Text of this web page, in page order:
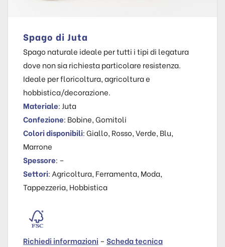
Spago di Juta
Spago naturale ideale per tutti i tipi di legatura
dove non sia richiesta particolare resistenza.
Ideale per floricoltura, agricoltura e
hobbistica/decorazione.
Materiale: Juta
Confezione: Bobine, Gomitoli
Colori disponibili: Giallo, Rosso, Verde, Blu,
Marrone
Spessore: –
Settori: Agricoltura, Ferramenta, Moda,
Tappezzeria, Hobbistica
Richiedi informazioni – Scheda tecnica